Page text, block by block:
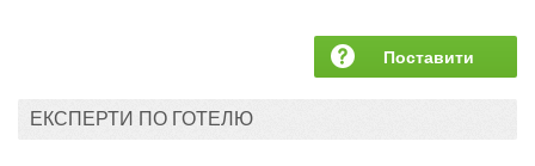
Поставити
ЕКСПЕРТИ ПО ГОТЕЛЮ